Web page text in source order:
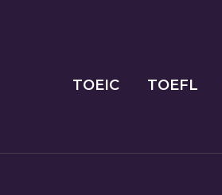
TOEIC TOEFL